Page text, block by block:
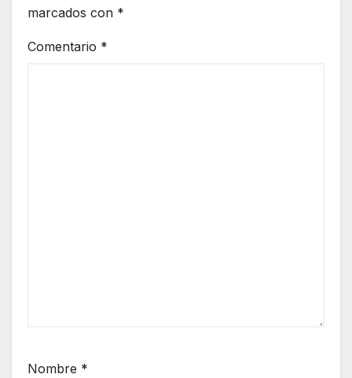
marcados con *
Comentario *
Nombre *